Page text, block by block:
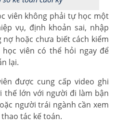
viên không phải tự học một
vụ, định khoản sai, nhập
hoặc chưa biết cách kiểm
viên có thể hỏi ngay để
lại.
được cung cấp video ghi
thế lớn với người đi làm bận
người trái ngành cần xem
tác kế toán.